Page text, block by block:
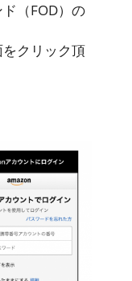
（FOD）の
クリック頂